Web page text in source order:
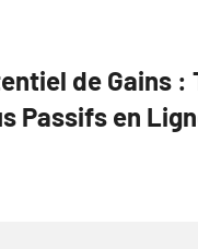
de Gains :
Passifs en